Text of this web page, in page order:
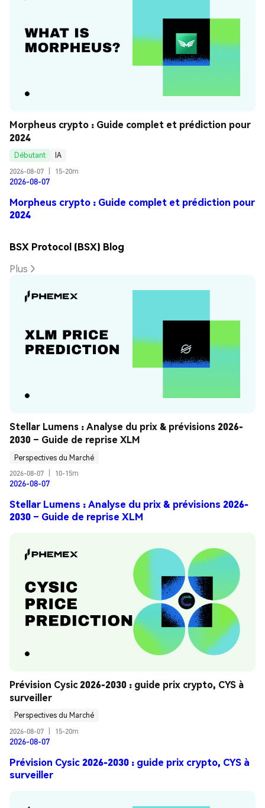
Morpheus crypto : Guide complet et prédiction pour
2024
Débutant
IA
2026-08-07
15-20m
2026-08-07
Morpheus crypto : Guide complet et prédiction pour
2024
BSX Protocol (BSX) Blog
Plus
Stellar Lumens : Analyse du prix & prévisions 2026-
2030 – Guide de reprise XLM
Perspectives du Marché
2026-08-07
10-15m
2026-08-07
Stellar Lumens : Analyse du prix & prévisions 2026-
2030 – Guide de reprise XLM
Prévision Cysic 2026-2030 : guide prix crypto, CYS à
surveiller
Perspectives du Marché
2026-08-07
15-20m
2026-08-07
Prévision Cysic 2026-2030 : guide prix crypto, CYS à
surveiller